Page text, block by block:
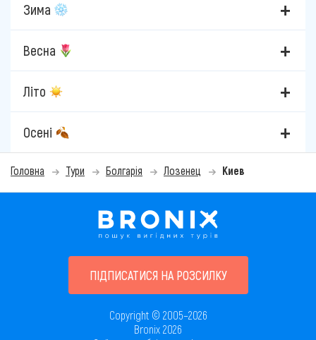
Зима
Весна
Літо
Осені
Головна Тури Болгарія Лозенец Киев
ПІДПИСАТИСЯ НА РОЗСИЛКУ
Copyright © 2005–2026
Bronix 2026